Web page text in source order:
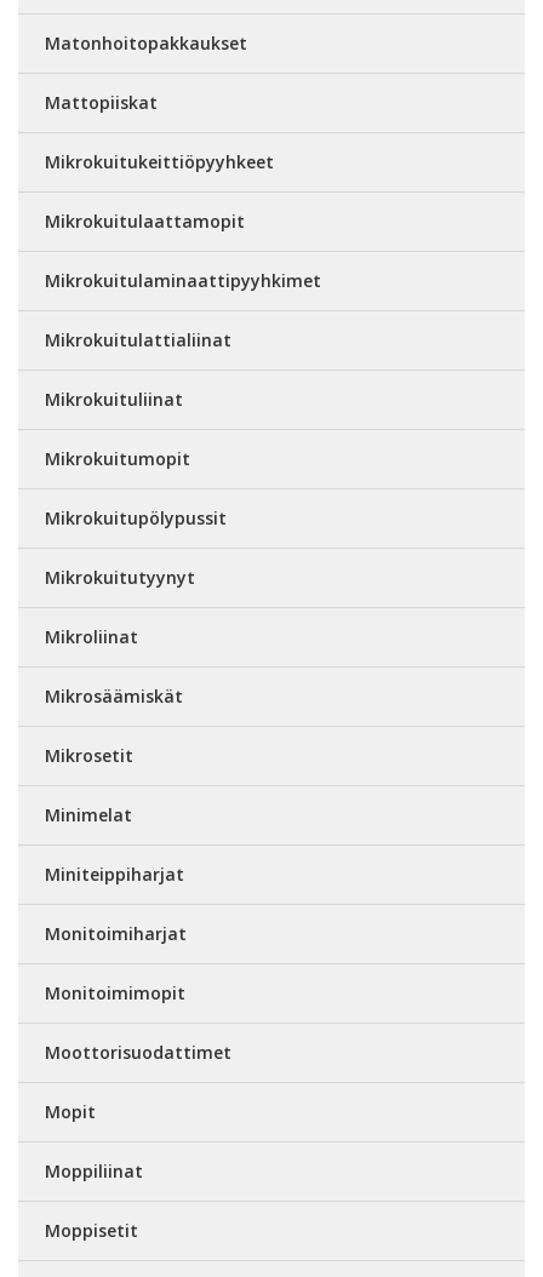
Matonhoitopakkaukset
Mattopiiskat
Mikrokuitukeittiöpyyhkeet
Mikrokuitulaattamopit
Mikrokuitulaminaattipyyhkimet
Mikrokuitulattialiinat
Mikrokuituliinat
Mikrokuitumopit
Mikrokuitupölypussit
Mikrokuitutyynyt
Mikroliinat
Mikrosäämiskät
Mikrosetit
Minimelat
Miniteippiharjat
Monitoimiharjat
Monitoimimopit
Moottorisuodattimet
Mopit
Moppiliinat
Moppisetit